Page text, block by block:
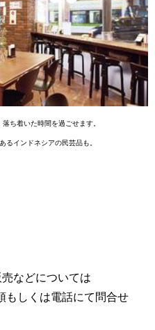
ち着いた時間を過ごせます。
るインドネシアの民芸品も。
などについては
しくは電話にて問合せ